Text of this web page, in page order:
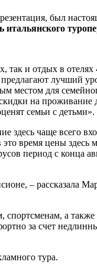
был
итальянского
и отдых в
лучший
местом для
на
семьи с детьми».
здесь чаще всего
время цены здесь
период с конца
– рассказала
а
за счет
тура.